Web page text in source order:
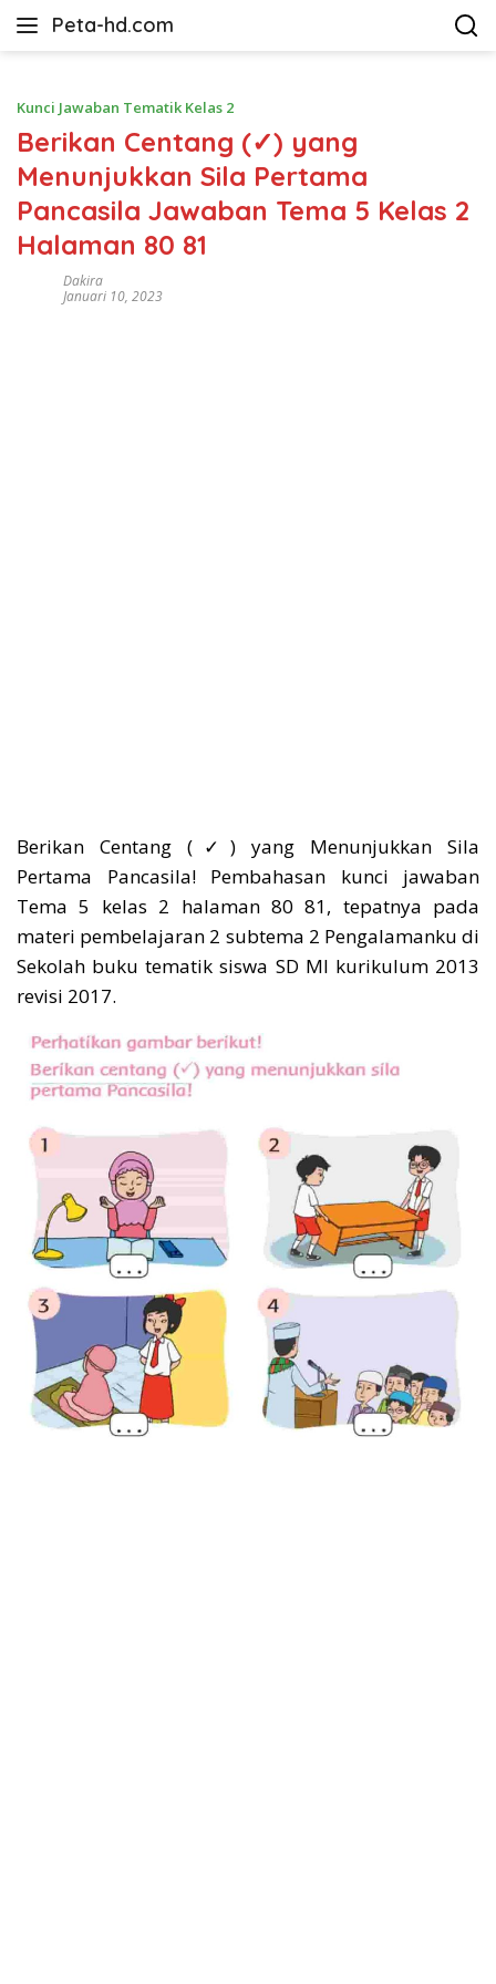
Peta-hd.com
Kumpulan
HD
Kunci Jawaban Tematik Kelas 2
Berikan Centang (✓) yang
Menunjukkan Sila Pertama
Pancasila Jawaban Tema 5 Kelas 2
Halaman 80 81
Dakira
Januari 10, 2023
Berikan Centang (✓) yang Menunjukkan Sila
Pertama Pancasila! Pembahasan kunci jawaban
Tema 5 kelas 2 halaman 80 81, tepatnya pada
materi pembelajaran 2 subtema 2 Pengalamanku di
Sekolah buku tematik siswa SD MI kurikulum 2013
revisi 2017.